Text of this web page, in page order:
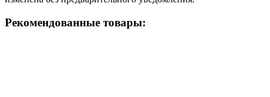
Рекомендованные товары: